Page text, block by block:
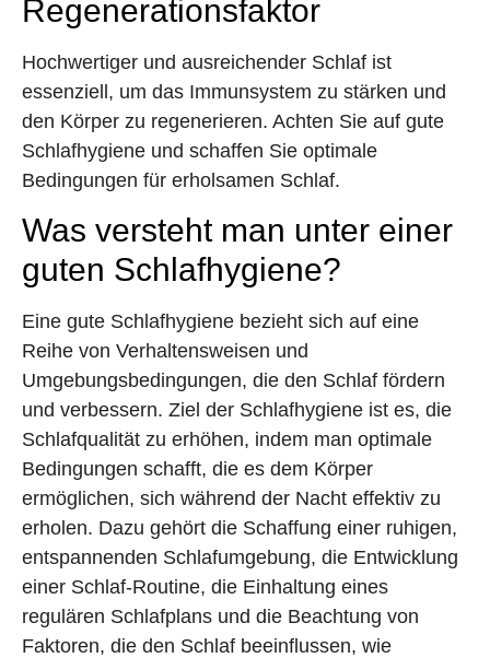
Regenerationsfaktor
Hochwertiger und ausreichender Schlaf ist
essenziell, um das Immunsystem zu stärken und
den Körper zu regenerieren. Achten Sie auf gute
Schlafhygiene und schaffen Sie optimale
Bedingungen für erholsamen Schlaf.
Was versteht man unter einer
guten Schlafhygiene?
Eine gute Schlafhygiene bezieht sich auf eine
Reihe von Verhaltensweisen und
Umgebungsbedingungen, die den Schlaf fördern
und verbessern. Ziel der Schlafhygiene ist es, die
Schlafqualität zu erhöhen, indem man optimale
Bedingungen schafft, die es dem Körper
ermöglichen, sich während der Nacht effektiv zu
erholen. Dazu gehört die Schaffung einer ruhigen,
entspannenden Schlafumgebung, die Entwicklung
einer Schlaf-Routine, die Einhaltung eines
regulären Schlafplans und die Beachtung von
Faktoren, die den Schlaf beeinflussen, wie